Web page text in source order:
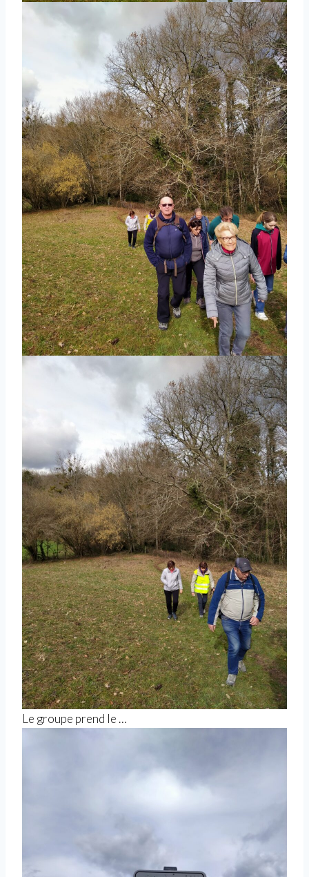
Le groupe prend le …